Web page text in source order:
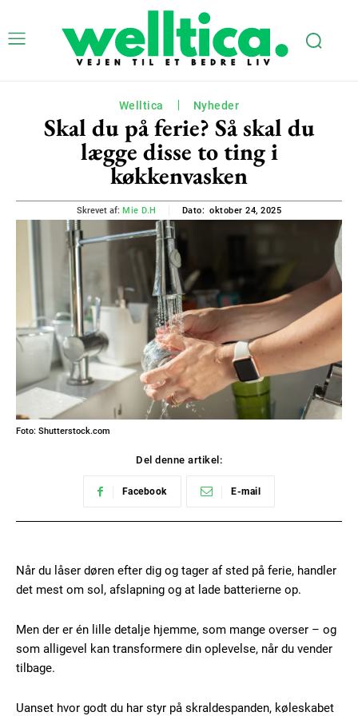
Welltica Nyheder
Skal du på ferie? Så skal du
lægge disse to ting i
køkkenvasken
Skrevet af: Mie D.H Dato: oktober 24, 2025
Foto: Shutterstock.com
Del denne artikel:
Facebook E-mail
Når du låser døren efter dig og tager af sted på ferie, handler
det mest om sol, afslapning og at lade batterierne op.
Men der er én lille detalje hjemme, som mange overser – og
som alligevel kan transformere din oplevelse, når du vender
tilbage.
Uanset hvor godt du har styr på skraldespanden, køleskabet